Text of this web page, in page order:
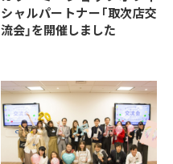
シャルパートナー「取次店交
流会」を開催しました